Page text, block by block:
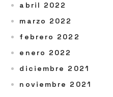
abril 2022
marzo 2022
febrero 2022
enero 2022
diciembre 2021
noviembre 2021